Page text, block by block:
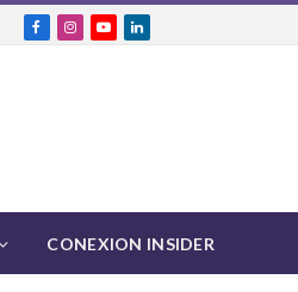
FacebookInstagram
YouTubeLinkedIn
CONEXION INSIDER